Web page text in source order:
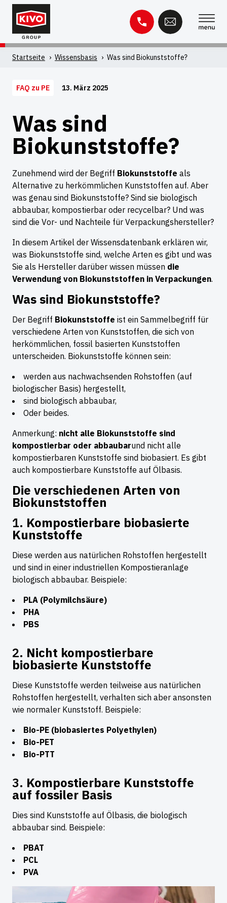
Zum
Inhalt
springen
Suche
Wissensbasis Kontakt
Startseite ' Wissensbasis ' Was sind Biokunststoffe?
FAQ zu PE 13. März 2025
Was sind
Biokunststoffe?
Zunehmend wird der Begriff Biokunststoffe als
Alternative zu herkömmlichen Kunststoffen auf. Aber
was genau sind Biokunststoffe? Sind sie biologisch
abbaubar, kompostierbar oder recycelbar? Und was
sind die Vor- und Nachteile für Verpackungshersteller?
In diesem Artikel der Wissensdatenbank erklären wir,
was Biokunststoffe sind, welche Arten es gibt und was
Sie als Hersteller darüber wissen müssen die
Verwendung von Biokunststoffen in Verpackungen.
Was sind Biokunststoffe?
Der Begriff Biokunststoffe ist ein Sammelbegriff für
verschiedene Arten von Kunststoffen, die sich von
herkömmlichen, fossil basierten Kunststoffen
unterscheiden. Biokunststoffe können sein:
werden aus nachwachsenden Rohstoffen (auf
biologischer Basis) hergestellt,
sind biologisch abbaubar,
Oder beides.
Anmerkung: nicht alle Biokunststoffe sind
kompostierbar oder abbaubarund nicht alle
kompostierbaren Kunststoffe sind biobasiert. Es gibt
auch kompostierbare Kunststoffe auf Ölbasis.
Die verschiedenen Arten von
Biokunststoffen
1. Kompostierbare biobasierte
Kunststoffe
Diese werden aus natürlichen Rohstoffen hergestellt
und sind in einer industriellen Kompostieranlage
biologisch abbaubar. Beispiele:
PLA (Polymilchsäure)
PHA
PBS
2. Nicht kompostierbare
biobasierte Kunststoffe
Diese Kunststoffe werden teilweise aus natürlichen
Rohstoffen hergestellt, verhalten sich aber ansonsten
wie normaler Kunststoff. Beispiele:
Bio-PE (biobasiertes Polyethylen)
Bio-PET
Bio-PTT
3. Kompostierbare Kunststoffe
auf fossiler Basis
Dies sind Kunststoffe auf Ölbasis, die biologisch
abbaubar sind. Beispiele:
PBAT
PCL
PVA